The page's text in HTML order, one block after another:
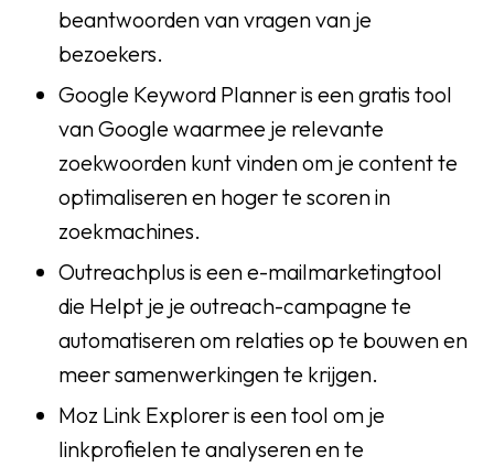
beantwoorden van vragen van je
bezoekers.
Google Keyword Planner is een gratis tool
van Google waarmee je relevante
zoekwoorden kunt vinden om je content te
optimaliseren en hoger te scoren in
zoekmachines.
Outreachplus is een e-mailmarketingtool
die Helpt je je outreach-campagne te
automatiseren om relaties op te bouwen en
meer samenwerkingen te krijgen.
Moz Link Explorer is een tool om je
linkprofielen te analyseren en te